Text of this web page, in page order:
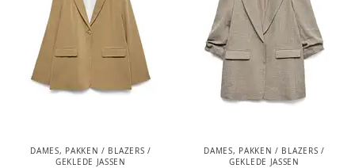
DAMES, PAKKEN / BLAZERS /
GEKLEDE JASSEN
DAMES, PAKKEN / BLAZERS /
GEKLEDE JASSEN